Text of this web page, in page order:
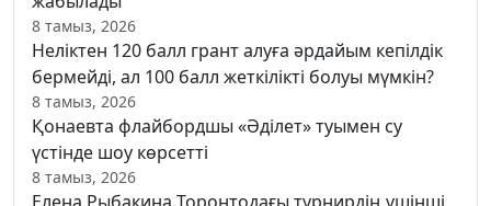
8 тамыз, 2026
Неліктен 120 балл грант алуға әрдайым кепілдік
бермейді, ал 100 балл жеткілікті болуы мүмкін?
8 тамыз, 2026
Қонаевта флайбордшы «Әділет» туымен су
үстінде шоу көрсетті
8 тамыз, 2026